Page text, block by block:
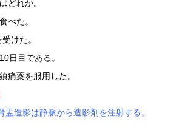
どれか。
べた。
けた。
日目である。
痛薬を服用した。
影は静脈から造影剤を注射する。